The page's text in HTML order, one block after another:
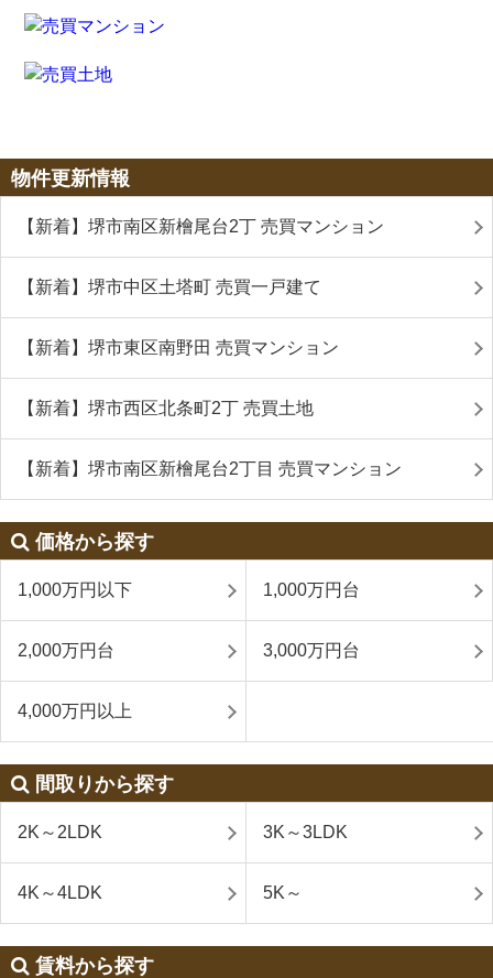
物件更新情報
【新着】堺市南区新檜尾台2丁 売買マンション
【新着】堺市中区土塔町 売買一戸建て
【新着】堺市東区南野田 売買マンション
【新着】堺市西区北条町2丁 売買土地
【新着】堺市南区新檜尾台2丁目 売買マンション
価格から探す
1,000万円以下 1,000万円台
2,000万円台 3,000万円台
4,000万円以上
間取りから探す
2K～2LDK 3K～3LDK
4K～4LDK 5K～
賃料から探す